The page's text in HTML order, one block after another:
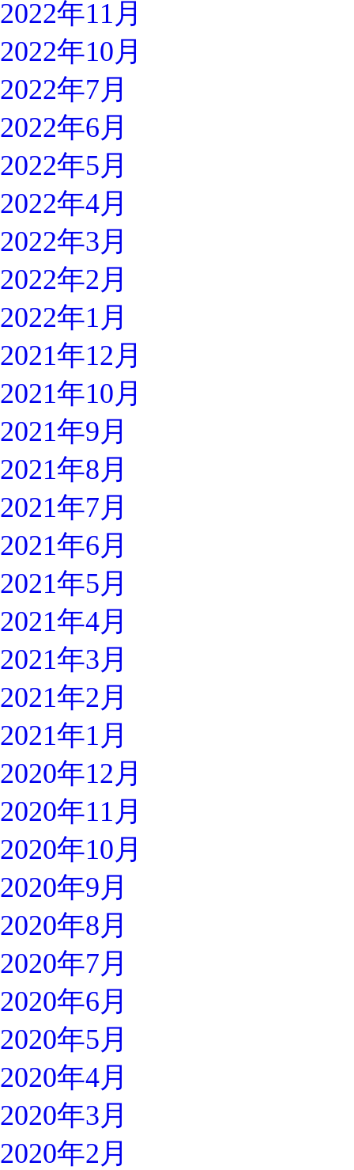
2022年11月
2022年10月
2022年7月
2022年6月
2022年5月
2022年4月
2022年3月
2022年2月
2022年1月
2021年12月
2021年10月
2021年9月
2021年8月
2021年7月
2021年6月
2021年5月
2021年4月
2021年3月
2021年2月
2021年1月
2020年12月
2020年11月
2020年10月
2020年9月
2020年8月
2020年7月
2020年6月
2020年5月
2020年4月
2020年3月
2020年2月